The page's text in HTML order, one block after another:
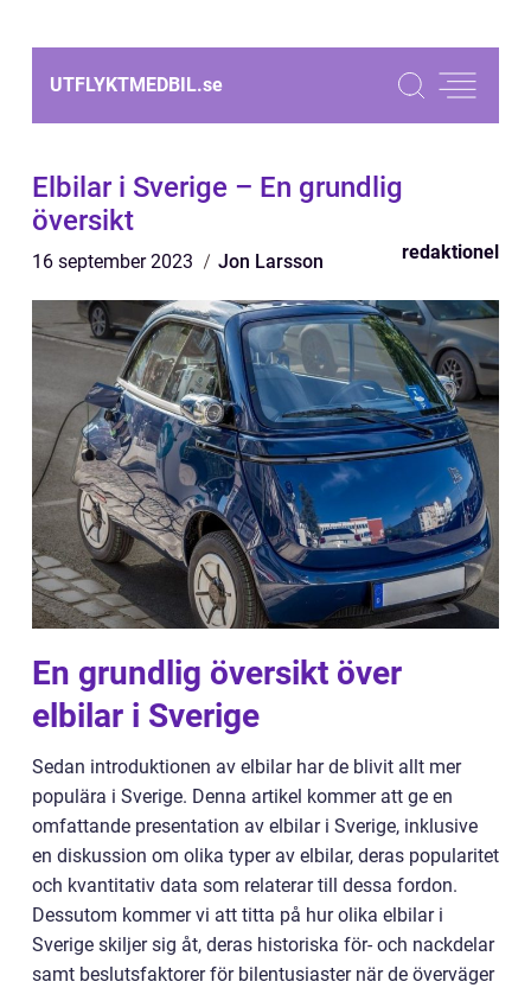
UTFLYKTMEDBIL.se
Elbilar i Sverige – En grundlig
översikt
16 september 2023 Jon Larsson redaktionel
En grundlig översikt över
elbilar i Sverige
Sedan introduktionen av elbilar har de blivit allt mer
populära i Sverige. Denna artikel kommer att ge en
omfattande presentation av elbilar i Sverige, inklusive
en diskussion om olika typer av elbilar, deras popularitet
och kvantitativ data som relaterar till dessa fordon.
Dessutom kommer vi att titta på hur olika elbilar i
Sverige skiljer sig åt, deras historiska för- och nackdelar
samt beslutsfaktorer för bilentusiaster när de överväger